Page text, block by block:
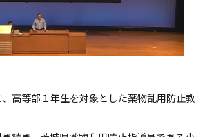
高等部１年生を対象とした薬物乱用防止教